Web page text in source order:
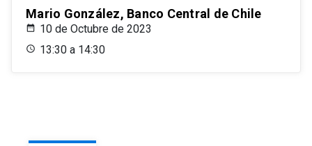
Mario González, Banco Central de Chile
10 de Octubre de 2023
13:30 a 14:30